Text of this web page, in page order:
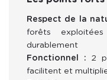
Respect de la
forêts
durablement
Fonctionnel : 2
facilitent et